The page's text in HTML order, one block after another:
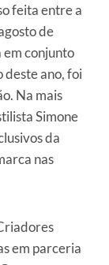
feita entre a
de
em conjunto
deste ano, foi
Na mais
Simone
da
nas
em parceria